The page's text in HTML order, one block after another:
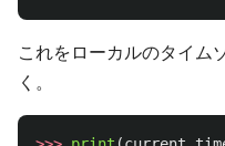
これをローカルのタイム
く。